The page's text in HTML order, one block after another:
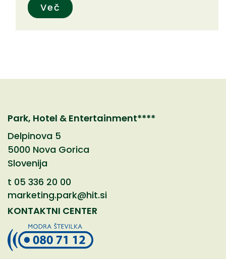
Več
Park, Hotel & Entertainment****
Delpinova 5
5000 Nova Gorica
Slovenija
t 05 336 20 00
marketing.park@hit.si
KONTAKTNI CENTER